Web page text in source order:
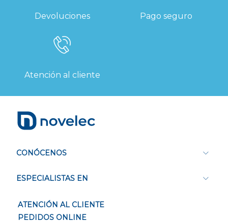
Devoluciones Pago seguro
Atención al cliente
CONÓCENOS
ESPECIALISTAS EN
ATENCIÓN AL CLIENTE
PEDIDOS ONLINE